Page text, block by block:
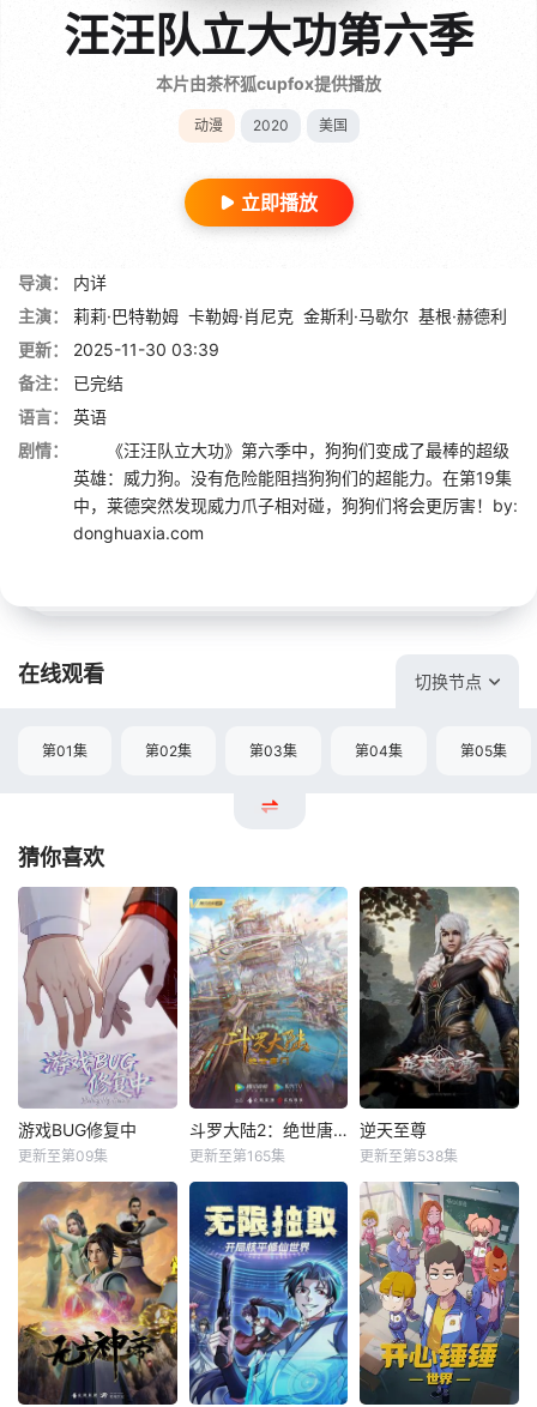
汪汪队立大功第六季
本片由茶杯狐cupfox提供播放
动漫 2020 美国
立即播放
导演：
内详
主演：
莉莉·巴特勒姆 卡勒姆·肖尼克 金斯利·马歇尔 基根·赫德利
更新：
2025-11-30 03:39
备注：
已完结
语言：
英语
剧情：
《汪汪队立大功》第六季中，狗狗们变成了最棒的超级
英雄：威力狗。没有危险能阻挡狗狗们的超能力。在第19集
中，莱德突然发现威力爪子相对碰，狗狗们将会更厉害！by:
donghuaxia.com
在线观看 切换节点
第01集 第02集 第03集 第04集 第05集
猜你喜欢
游戏BUG修复中
更新至第09集
斗罗大陆2：绝世唐门
更新至第165集
逆天至尊
更新至第538集